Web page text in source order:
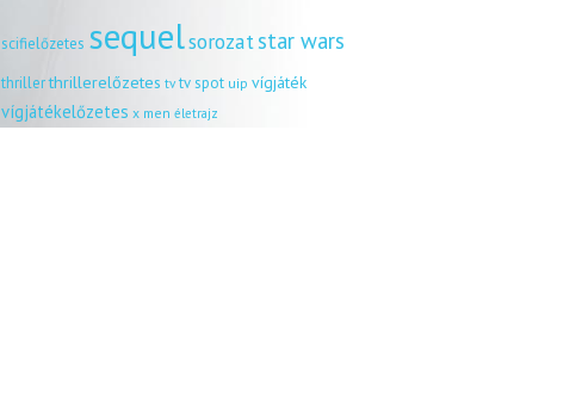
scifielőzetes sequelsorozatstar wars
thrillerthrillerelőzetes tv tv spot uip vígjáték
vígjátékelőzetes x men életrajz